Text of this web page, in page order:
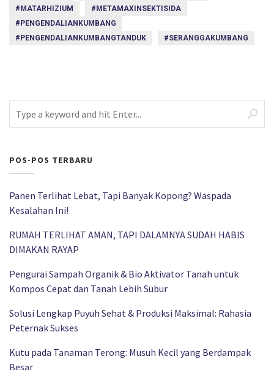
#MATARHIZIUM
#METAMAXINSEKTISIDA
#PENGENDALIANKUMBANG
#PENGENDALIANKUMBANGTANDUK
#SERANGGAKUMBANG
POS-POS TERBARU
Panen Terlihat Lebat, Tapi Banyak Kopong? Waspada
Kesalahan Ini!
RUMAH TERLIHAT AMAN, TAPI DALAMNYA SUDAH HABIS
DIMAKAN RAYAP
Pengurai Sampah Organik & Bio Aktivator Tanah untuk
Kompos Cepat dan Tanah Lebih Subur
Solusi Lengkap Puyuh Sehat & Produksi Maksimal: Rahasia
Peternak Sukses
Kutu pada Tanaman Terong: Musuh Kecil yang Berdampak
Besar